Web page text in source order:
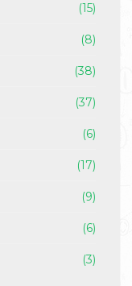
(15)
(8)
(38)
(37)
(6)
(17)
(9)
(6)
(3)